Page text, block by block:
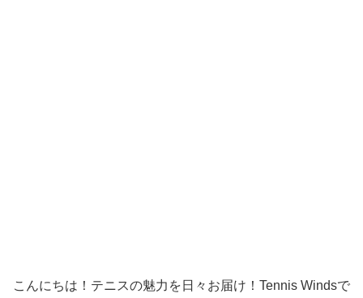
こんにちは！テニスの魅力を日々お届け！Tennis Windsで